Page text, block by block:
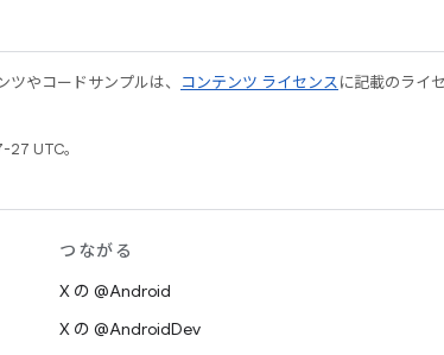
ツやコードサンプルは、 コンテンツ ライセンスに記載のライ
UTC。
つながる
X の @Android
X の @AndroidDev